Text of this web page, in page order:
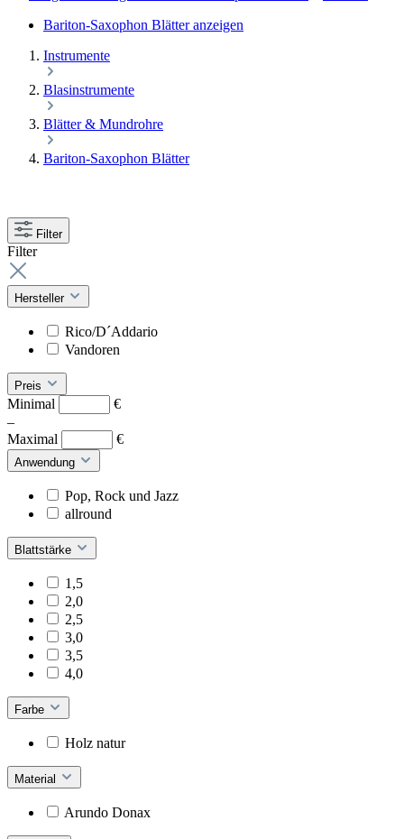
Bariton-Saxophon Blätter anzeigen
Instrumente
Blasinstrumente
Blätter & Mundrohre
Bariton-Saxophon Blätter
Filter
Filter
Hersteller
Rico/D´Addario
Vandoren
Preis
Minimal
€
–
Maximal
€
Anwendung
Pop, Rock und Jazz
allround
Blattstärke
1,5
2,0
2,5
3,0
3,5
4,0
Farbe
Holz natur
Material
Arundo Donax